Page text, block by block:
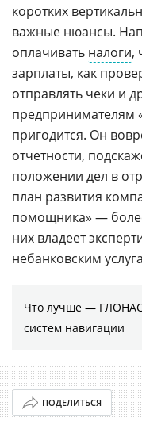
коротких
важные нюансы.
оплачивать налоги,
зарплаты, как
отправлять чеки и
предпринимателям
пригодится. Он
отчетности,
положении дел в
план развития
помощника» —
них владеет
небанковским
Что лучше —
систем навигации
ПОДЕЛИТЬСЯ